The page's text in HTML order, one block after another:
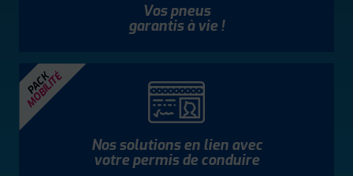
Vos pneus
garantis à vie !
PACK
MOBILITÉ
Nos solutions en lien avec
votre permis de conduire